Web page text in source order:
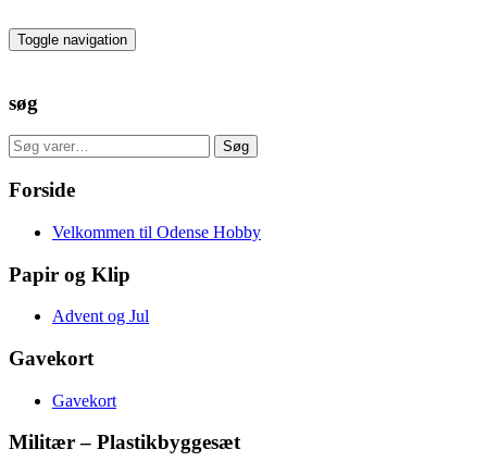
to
the
Toggle navigation
søg
Søg
efter:
Søg
Forside
Velkommen til Odense Hobby
Papir og Klip
Advent og Jul
Gavekort
Gavekort
Militær – Plastikbyggesæt